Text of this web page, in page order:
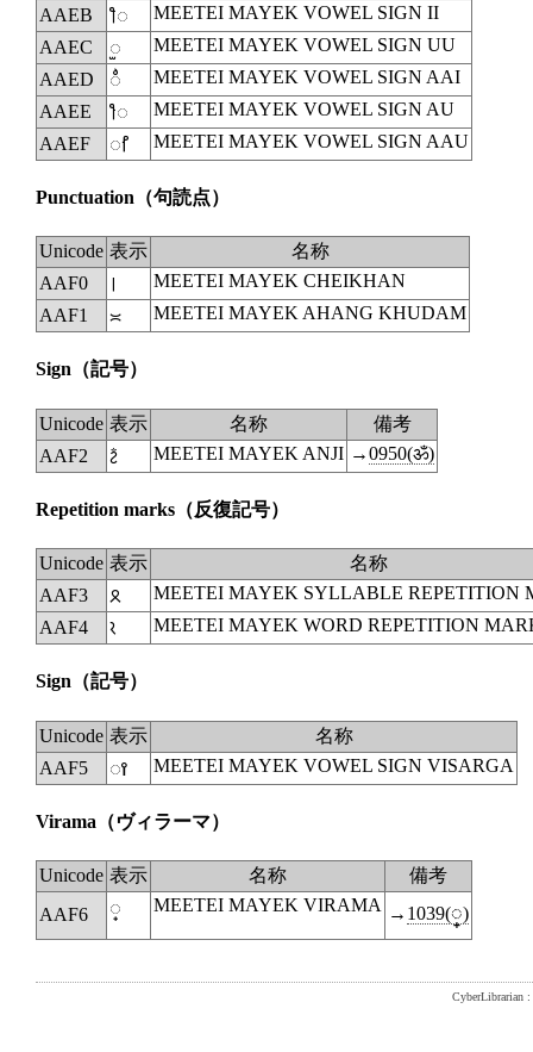
AAEB
ꫫ
MEETEI MAYEK VOWEL SIGN II
AAEC
◌ꫬ
MEETEI MAYEK VOWEL SIGN UU
AAED
◌ꫭ
MEETEI MAYEK VOWEL SIGN AAI
AAEE
ꫮ
MEETEI MAYEK VOWEL SIGN AU
AAEF
ꫯ MEETEI MAYEK VOWEL SIGN AAU
Punctuation （句読点）
Unicode 表示
名称
AAF0
꫰
MEETEI MAYEK CHEIKHAN
AAF1
꫱ MEETEI MAYEK AHANG KHUDAM
Sign （記号）
Unicode 表示 名称
備考
AAF2
ꫲ MEETEI MAYEK ANJI →0950(ॐ)
Repetition marks （反復記号）
Unicode 表示
名称
AAF3
ꫳ
MEETEI MAYEK SYLLABLE REPETITION
AAF4
ꫴ MEETEI MAYEK WORD REPETITION
Sign （記号）
Unicode 表示
名称
AAF5
ꫵ MEETEI MAYEK VOWEL SIGN VISARGA
Virama （ヴィラーマ）
Unicode 表示 名称
備考
AAF6
◌꫶ MEETEI MAYEK VIRAMA → 1039(◌္)
CyberLibrarian